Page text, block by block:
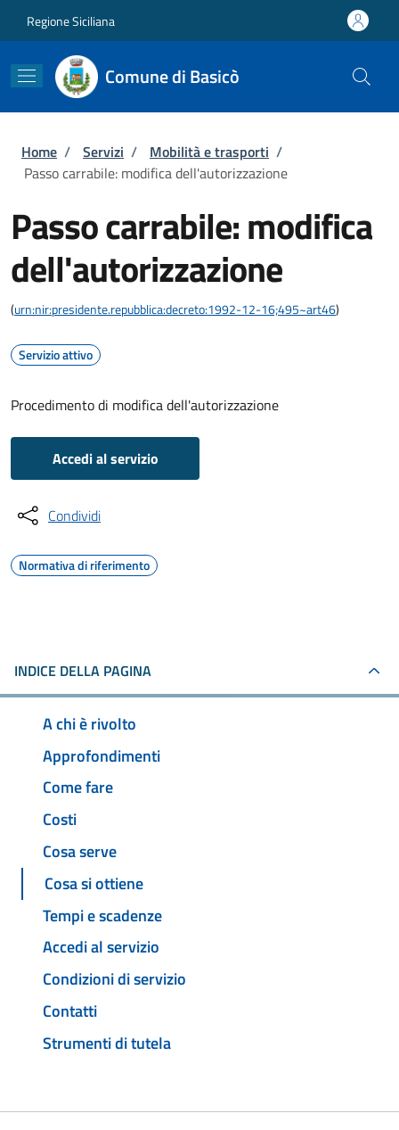
Regione Siciliana
Comune di Basicò
Briciole di pane
Home / Servizi / Mobilità e trasporti /
Passo carrabile: modifica dell'autorizzazione
Passo carrabile: modifica
dell'autorizzazione
(urn:nir:presidente.repubblica:decreto:1992-12-16;495~art46)
Servizio attivo
Procedimento di modifica dell'autorizzazione
Accedi al servizio
Condividi
Normativa di riferimento
INDICE DELLA PAGINA
A chi è rivolto
Approfondimenti
Come fare
Costi
Cosa serve
Cosa si ottiene
Tempi e scadenze
Accedi al servizio
Condizioni di servizio
Contatti
Strumenti di tutela